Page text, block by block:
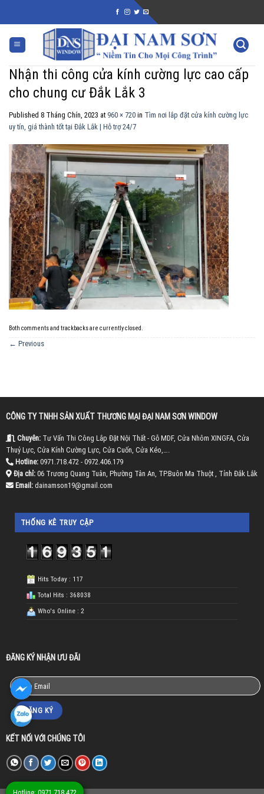
Nhận thi công cửa kính cường lực cao cấp
cho chung cư Đắk Lắk 3
Published 8 Tháng Chín, 2023 at 960 × 720 in Tìm nơi lắp đặt cửa kính cường lực
uy tín, giá thành tốt tại Đắk Lắk | Hỗ trợ 24/7
Both comments and trackbacks are currently closed.
← Previous
CÔNG TY TNHH SẢN XUẤT THƯƠNG MẠI ĐẠI NAM SƠN WINDOW
Chuyên:Tư Vấn Thi Công Lắp Đặt Nội Thất - Gỗ MDF, Cửa Nhôm XINGFA, Cửa
Thuỷ Lực, Cửa Kính Cường Lực, Cửa Cuốn, Cửa Kéo,….
Hotline:0971.718.472 - 0972.406.179
Địa chỉ:06 Trương Quang Tuân, Phường Tân An, TP.Buôn Ma Thuột , Tỉnh Đắk Lắk
Email:dainamson19@gmail.com
THỐNG KÊ TRUY CẬP
Hits Today : 117
Total Hits : 368038
Who's Online : 2
ĐĂNG KÝ NHẬN ƯU ĐÃI
KẾT NỐI VỚI CHÚNG TÔI